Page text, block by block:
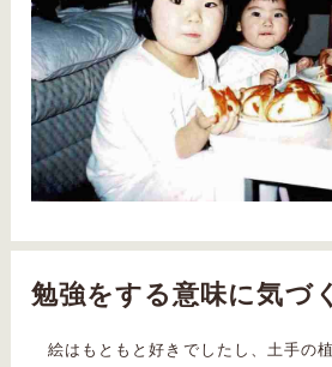
勉強をする意味に気づく
絵はもともと好きでしたし、土手の